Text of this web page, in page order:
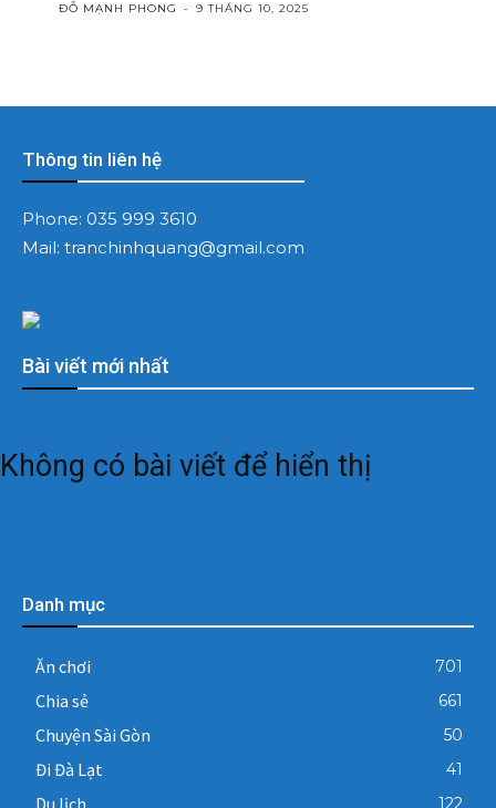
ĐỖ MẠNH PHONG - 9 THÁNG 10, 2025
Bài viết mới nhất
Không có bài viết để hiển thị
Danh mục
Ăn chơi 701
Chia sẻ 661
Chuyện Sài Gòn 50
Đi Đà Lạt 41
122
Thông tin liên hệ
Phone: 035 999 3610
Mail: tranchinhquang@gmail.com